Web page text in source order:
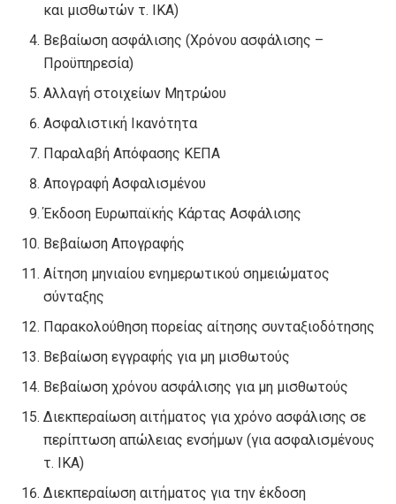
και μισθωτών τ. ΙΚΑ)
Βεβαίωση ασφάλισης (Χρόνου ασφάλισης –
Προϋπηρεσία)
Αλλαγή στοιχείων Μητρώου
Ασφαλιστική Ικανότητα
Παραλαβή Απόφασης ΚΕΠΑ
Απογραφή Ασφαλισμένου
Έκδοση Ευρωπαϊκής Κάρτας Ασφάλισης
Βεβαίωση Απογραφής
Αίτηση μηνιαίου ενημερωτικού σημειώματος
σύνταξης
Παρακολούθηση πορείας αίτησης συνταξιοδότησης
Βεβαίωση εγγραφής για μη μισθωτούς
Βεβαίωση χρόνου ασφάλισης για μη μισθωτούς
Διεκπεραίωση αιτήματος για χρόνο ασφάλισης σε
περίπτωση απώλειας ενσήμων (για ασφαλισμένους
τ. ΙΚΑ)
Διεκπεραίωση αιτήματος για την έκδοση